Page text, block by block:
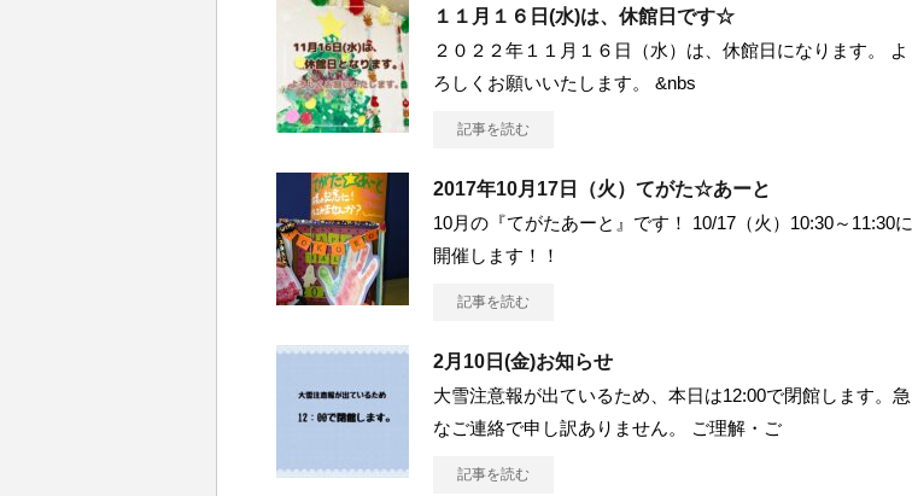
１１月１６日(水)は、休館日です☆
２０２２年１１月１６日（水）は、休館日になります。 よ
ろしくお願いいたします。 &nbs
記事を読む
2017年10月17日（火）てがた☆あーと
10月の『てがたあーと』です！ 10/17（火）10:30～11:30に
開催します！！
記事を読む
2月10日(金)お知らせ
大雪注意報が出ているため、本日は12:00で閉館します。急
なご連絡で申し訳ありません。 ご理解・ご
記事を読む